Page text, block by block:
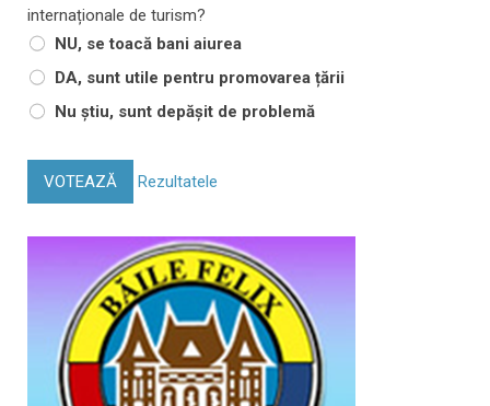
internaționale de turism?
NU, se toacă bani aiurea
DA, sunt utile pentru promovarea țării
Nu știu, sunt depășit de problemă
VOTEAZĂ Rezultatele